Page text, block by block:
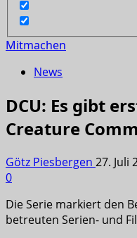
Mitmachen
News
DCU: Es gibt
Creature
Götz Piesbergen 27. Juli
0
Die Serie markiert den
betreuten Serien- und